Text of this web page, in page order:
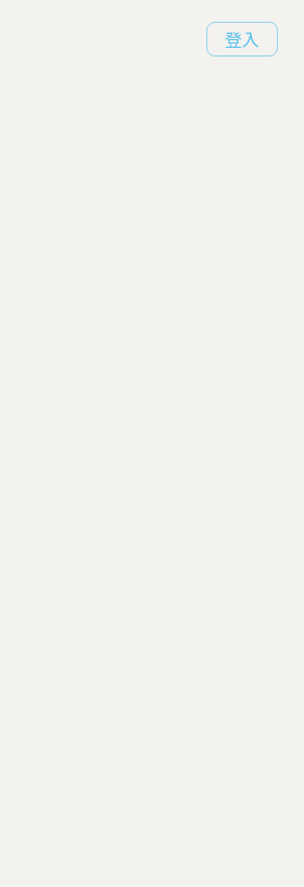
登入